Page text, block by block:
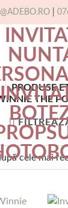
|
/ PRODUSE
THE